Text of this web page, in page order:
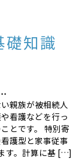
礎知識
親族が被相続人
看護などを行っ
とです。 特別寄
護型と家事従事
す。計算に基 […]